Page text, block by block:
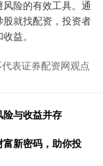
险的有效工具。通
就找配资，投资者
益。
表证券配资网观点
与收益并存
新密码，助你投